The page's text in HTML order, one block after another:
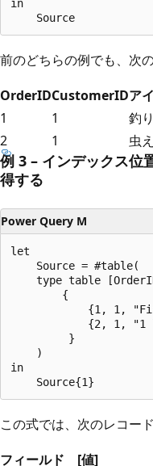
in
前のどちらの例でも、次
OrderIDCustomerIDア
1
1 釣
2
1 虫
例 3 – インデックス位
得する
Power Query M
let
    Source = #table(
type table
        {
{1, 1,
{2, 1, "1
         }
    )
in
この式では、次のレコー
フィールド
[値]